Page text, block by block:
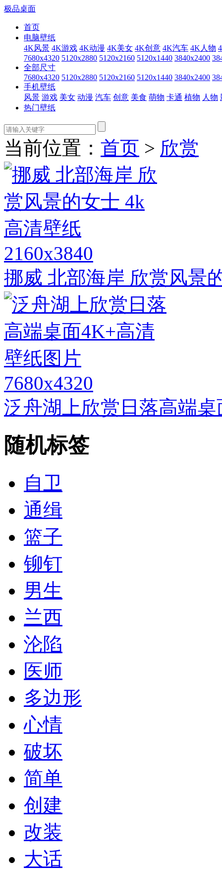
极品桌面
首页
电脑壁纸
4K风景 4K游戏 4K动漫 4K美女 4K创意 4K汽车 4K人物
7680x4320 5120x2880 5120x2160 5120x1440 3840x2400
全部尺寸
7680x4320 5120x2880 5120x2160 5120x1440 3840x2400
手机壁纸
风景 游戏 美女 动漫 汽车 创意 美食 萌物 卡通 植物 人物
热门壁纸
当前位置： 首页 > 欣赏
2160x3840
挪威 北部海岸 欣赏风景
7680x4320
泛舟湖上欣赏日落高端
随机标签
自卫
通缉
篮子
铆钉
男生
兰西
沦陷
医师
多边形
心情
破坏
简单
创建
改装
大话